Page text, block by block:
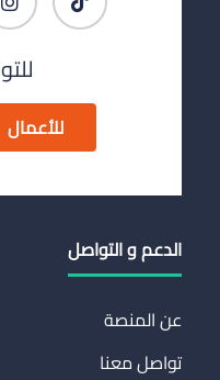
للأعمال
الدعم و التواصل
عن المنصة
تواصل معنا